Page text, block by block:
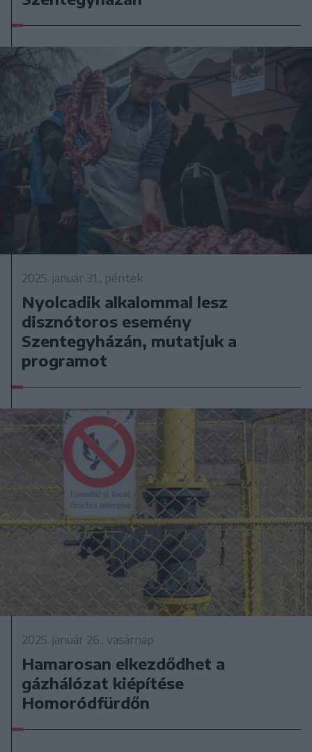
2025. január 31., péntek
Nyolcadik alkalommal lesz
disznótoros esemény
Szentegyházán, mutatjuk a
programot
2025. január 26., vasárnap
Hamarosan elkezdődhet a
gázhálózat kiépítése
Homoródfürdőn